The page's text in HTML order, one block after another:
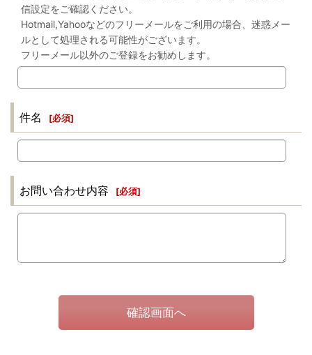
信設定をご確認ください。
Hotmail,Yahooなどのフリーメールをご利用の場合、迷惑メー
ルとして処理される可能性がございます。
フリーメール以外のご登録をお勧めします。
件名 [必須]
お問い合わせ内容 [必須]
確認画面へ